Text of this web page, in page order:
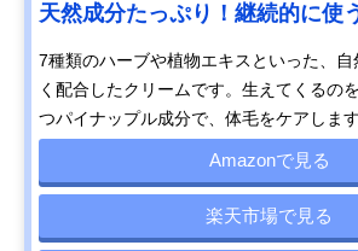
天然成分たっぷり！継続的に使
7種類のハーブや植物エキスといった、
く配合したクリームです。生えてくるの
つパイナップル成分で、体毛をケアします
Amazonで見る
楽天市場で見る